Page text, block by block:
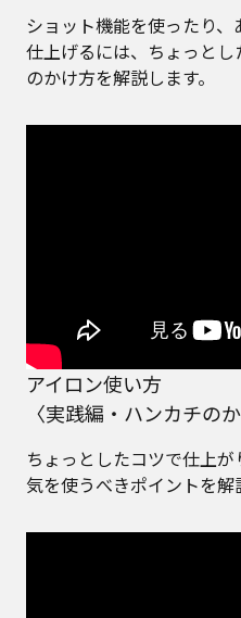
ショット機能を使ったり
仕上げるには、ちょっと
のかけ方を解説します。
アイロン使い方
〈実践編・ハンカチのか
ちょっとしたコツで仕上が
気を使うべきポイントを解